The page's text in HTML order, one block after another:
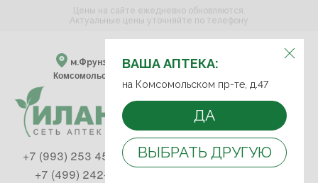
ВЫБЕРИТЕ АПТЕКУ:
м.Фрунзенская м.Спортивная
Комсомольский пр-т, д. 47
ВАША АПТЕКА:
на Комсомольском пр-те, д.47
ДА
ВЫБРАТЬ ДРУГУЮ
Цены на сайте ежедневно обновляются.
Актуальные цены уточняйте по телефону
+7 (993) 253 45 93
+7 (499) 242-90-85